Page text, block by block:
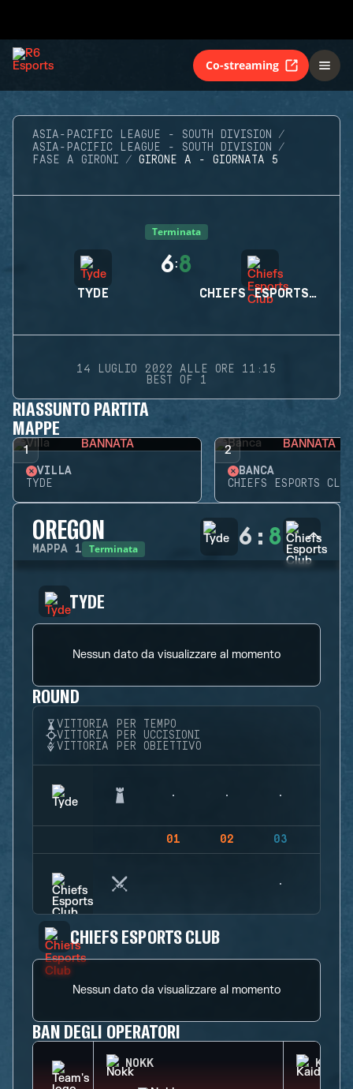
Co-streaming
ASIA-PACIFIC LEAGUE - SOUTH DIVISION
ASIA-PACIFIC LEAGUE - SOUTH DIVISION
FASE A GIRONI
GIRONE A - GIORNATA 5
Terminata
TYDE
6:8
CHIEFS ESPORTS CLUB
14 LUGLIO 2022 ALLE ORE 11:15
BEST OF 1
RIASSUNTO PARTITA
MAPPE
1 BANNATA
VILLA
TYDE
2 BANNATA
BANCA
CHIEFS ESPORTS CLUB
OREGON
MAPPA 1 Terminata 6 : 8
TYDE
Nessun dato da visualizzare al momento
ROUND
VITTORIA PER TEMPO
VITTORIA PER UCCISIONI
VITTORIA PER OBIETTIVO
01 02 03
CHIEFS ESPORTS CLUB
Nessun dato da visualizzare al momento
BAN DEGLI OPERATORI
NOKK KAID